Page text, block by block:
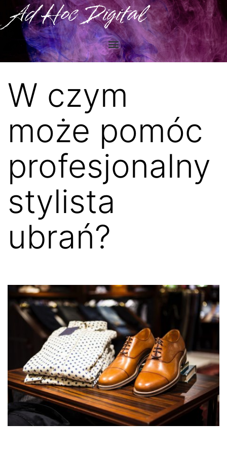
Ad Hoc Digital
W czym
może pomóc
profesjonalny
stylista
ubrań?